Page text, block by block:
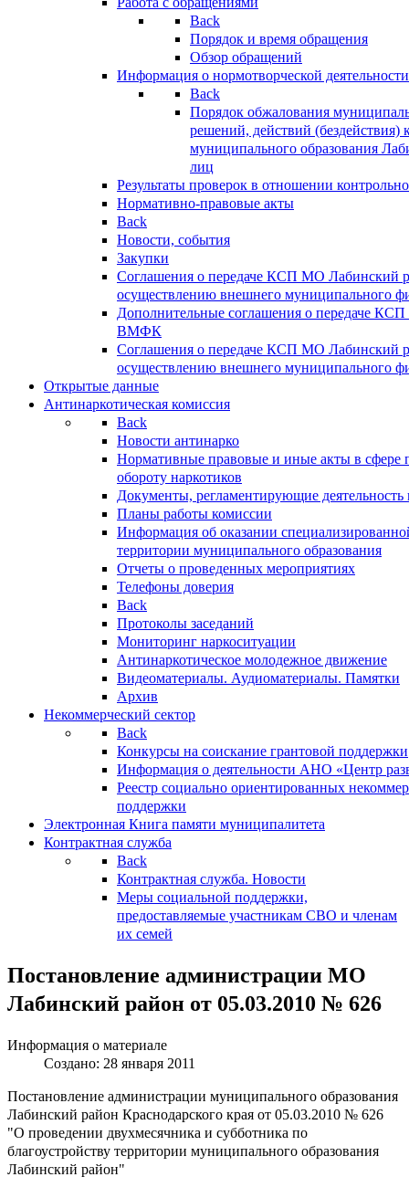
Back
Порядок и время обращения
Обзор обращений
Информация о нормотворческой деятельности
Back
Порядок обжалования
решений, действий (бездействия)
муниципального образования
лиц
Результаты проверок в отношении
Нормативно-правовые акты
Back
Новости, события
Закупки
Соглашения о передаче КСП МО Лабинский
осуществлению внешнего муниципального
Дополнительные соглашения о передаче
ВМФК
Соглашения о передаче КСП МО Лабинский
осуществлению внешнего муниципального
Открытые данные
Антинаркотическая комиссия
Back
Новости антинарко
Нормативные правовые и иные акты в сфере
обороту наркотиков
Документы, регламентирующие деятельность
Планы работы комиссии
Информация об оказании
территории муниципального образования
Отчеты о проведенных мероприятиях
Телефоны доверия
Back
Протоколы заседаний
Мониторинг наркоситуации
Антинаркотическое молодежное движение
Видеоматериалы. Аудиоматериалы. Памятки
Архив
Некоммерческий сектор
Back
Конкурсы на соискание грантовой поддержки
Информация о деятельности АНО «Центр
Реестр социально ориентированных
поддержки
Электронная Книга памяти муниципалитета
Контрактная служба
Back
Контрактная служба. Новости
Меры социальной поддержки,
предоставляемые участникам СВО и членам
их семей
Постановление администрации МО
Лабинский район от 05.03.2010 № 626
Информация о материале
Создано: 28 января 2011
Постановление администрации муниципального образования
Лабинский район Краснодарского края от 05.03.2010 № 626
"О проведении двухмесячника и субботника по
благоустройству территории муниципального образования
Лабинский район"